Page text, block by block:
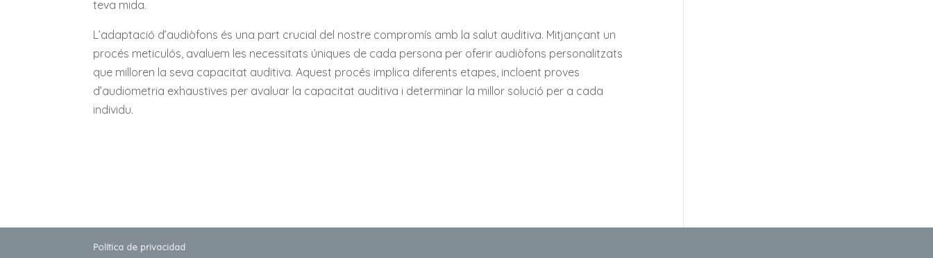
teva mida.
L’adaptació d’audiòfons és una part crucial del nostre compromís amb la salut auditiva. Mitjançant un
procés meticulós, avaluem les necessitats úniques de cada persona per oferir audiòfons personalitzats
que milloren la seva capacitat auditiva. Aquest procés implica diferents etapes, incloent proves
d’audiometria exhaustives per avaluar la capacitat auditiva i determinar la millor solució per a cada
individu.
Política de privacidad